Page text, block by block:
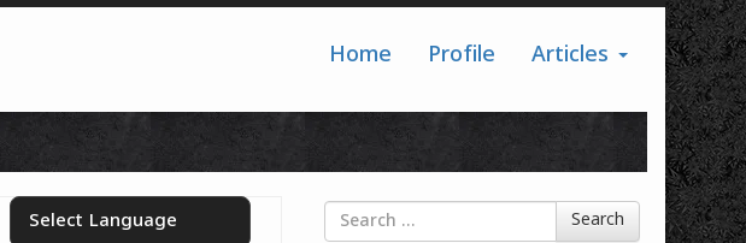
Home Profile Articles
to content
Search for Search